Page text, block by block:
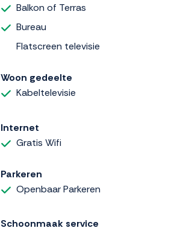
Balkon of Terras
Bureau
Flatscreen televisie
Woon gedeelte
Kabeltelevisie
Internet
Gratis Wifi
Parkeren
Openbaar Parkeren
Schoonmaak service